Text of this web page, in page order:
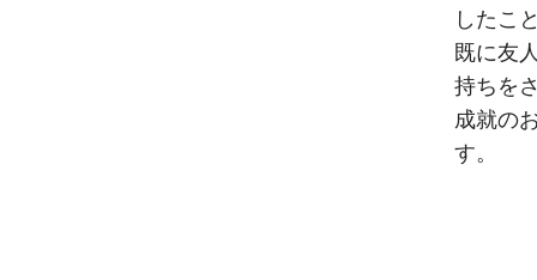
したこ
既に友
持ちを
成就の
す。